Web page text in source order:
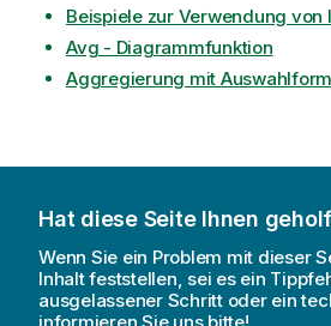
Beispiele zur Verwendung von
Avg - Diagrammfunktion
Aggregierung mit
Hat diese Seite Ihnen
Wenn Sie ein Problem mit dieser
Inhalt feststellen, sei es ein
ausgelassener Schritt oder ein